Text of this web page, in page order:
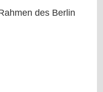
des Berlin